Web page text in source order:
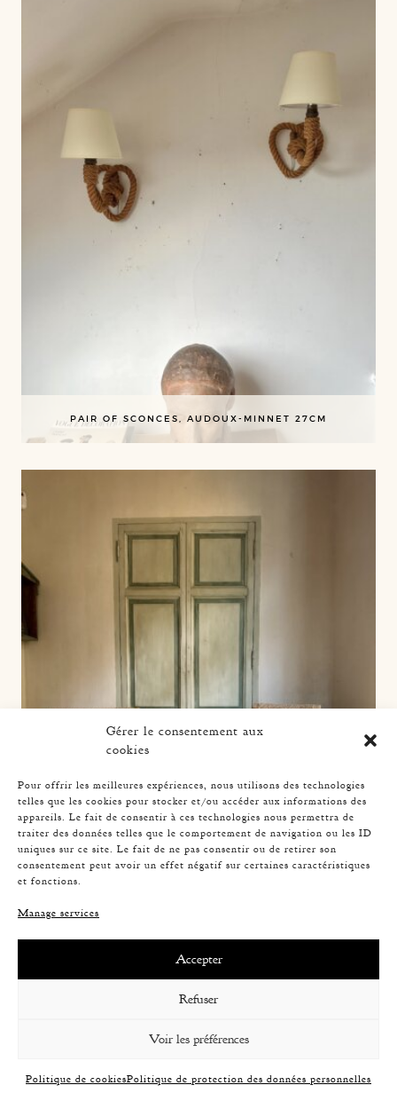
Gérer le consentement aux
cookies
Pour offrir les meilleures expériences, nous utilisons des technologies
telles que les cookies pour stocker et/ou accéder aux informations des
appareils. Le fait de consentir à ces technologies nous permettra de
traiter des données telles que le comportement de navigation ou les ID
uniques sur ce site. Le fait de ne pas consentir ou de retirer son
consentement peut avoir un effet négatif sur certaines caractéristiques
et fonctions.
Manage services
Accepter
Refuser
Voir les préférences
Politique de cookiesPolitique de protection des données personnelles
PAIR OF SCONCES, AUDOUX-MINNET 27CM
WOOD AND STRAW PAIR OF ARMCHAIRS